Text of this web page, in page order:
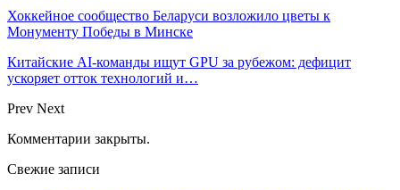
Хоккейное сообщество Беларуси возложило цветы к
Монументу Победы в Минске
Китайские AI-команды ищут GPU за рубежом: дефицит
ускоряет отток технологий и…
Prev Next
Комментарии закрыты.
Свежие записи